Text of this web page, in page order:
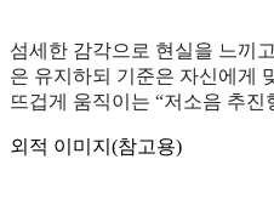
섬세한 감각으로 현실을 느끼
은 유지하되 기준은 자신에게
뜨겁게 움직이는 “저소음 추진
외적 이미지(참고용)